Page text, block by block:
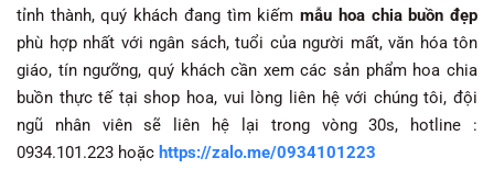
tỉnh thành, quý khách đang tìm kiếmmẫu hoa chia buồn đẹp
phù hợp nhất với ngân sách, tuổi của người mất, văn hóa tôn
giáo, tín ngưỡng, quý khách cần xem các sản phẩm hoa chia
buồn thực tế tại shop hoa, vui lòng liên hệ với chúng tôi, đội
ngũ nhân viên sẽ liên hệ lại trong vòng 30s, hotline :
0934.101.223 hoặc https://zalo.me/0934101223